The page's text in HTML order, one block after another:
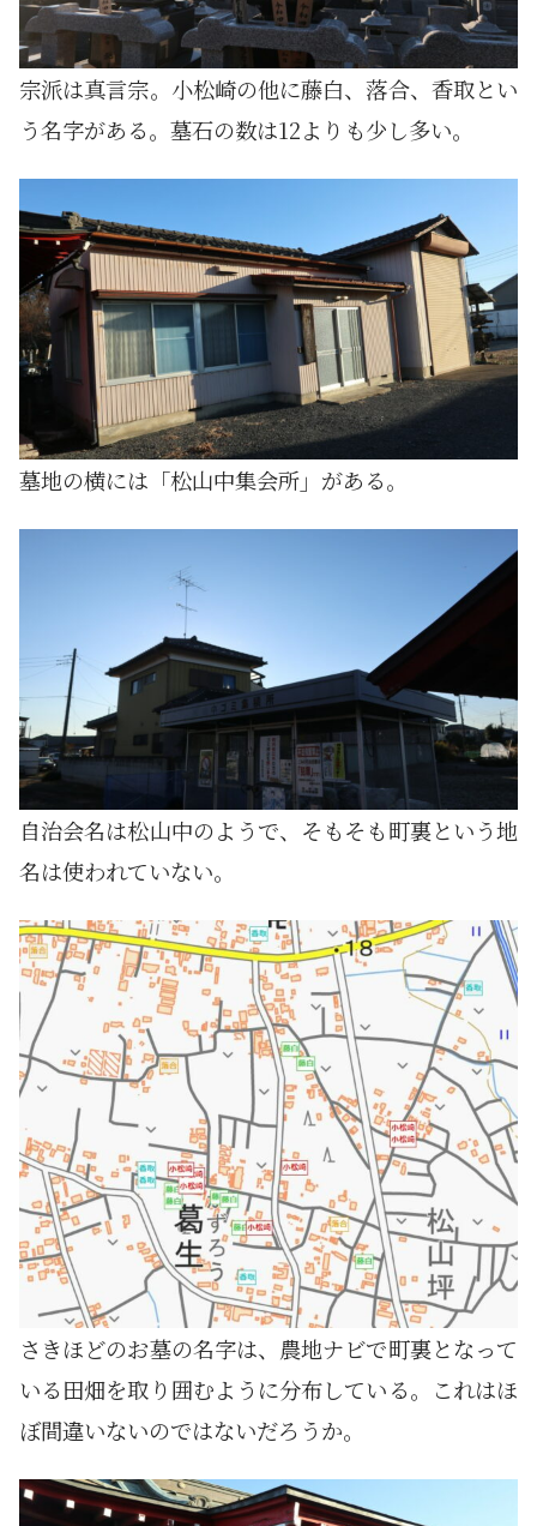
宗派は真言宗。小松崎の他に藤白、落合、香取とい
う名字がある。墓石の数は12よりも少し多い。
墓地の横には「松山中集会所」がある。
自治会名は松山中のようで、そもそも町裏という地
名は使われていない。
さきほどのお墓の名字は、農地ナビで町裏となって
いる田畑を取り囲むように分布している。これはほ
ぼ間違いないのではないだろうか。